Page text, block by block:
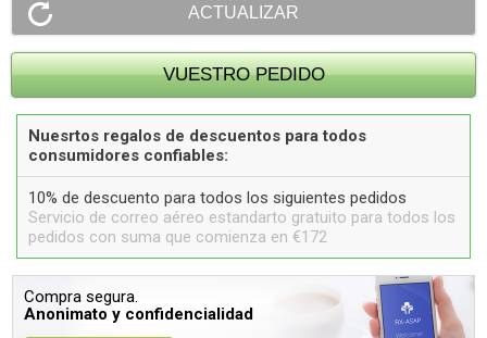
Nuesrtos regalos de descuentos para todos
consumidores confiables:
10% de descuento para todos los siguientes pedidos
Servicio de correo aéreo estandarto gratuito para todos los
pedidos con suma que comienza en €172
Compra segura.
Anonimato y confidencialidad